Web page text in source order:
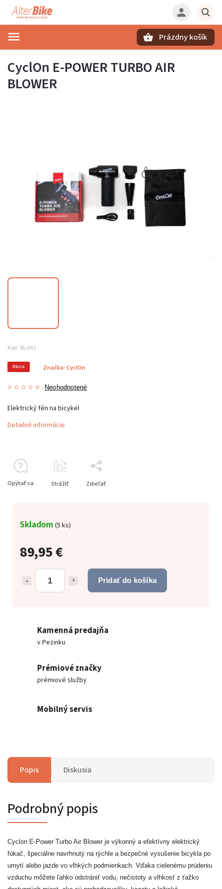
Prázdny košík
CyclOn E-POWER TURBO AIR
BLOWER
Kód: BL-001
Akcia
Neohodnotené
Značka: CyclOn
89,95 €
Pridať do košíka
Skladom (5 ks)
Elektrický fén na bicykel
Detailné informácie
Opýtať sa Strážiť Zdieľať
Kamenná predajňa
v Pezinku
Prémiové značky
prémiové služby
Mobilný servis
Popis Diskusia
Podrobný popis
Cyclon E-Power Turbo Air Blower je výkonný a efektívny elektrický
fúkač, špeciálne navrhnutý na rýchle a bezpečné vysušenie bicykla po
umytí alebo jazde vo vlhkých podmienkach. Vďaka cielenému prúdeniu
vzduchu môžete ľahko odstrániť vodu, nečistoty a vlhkosť z ťažko